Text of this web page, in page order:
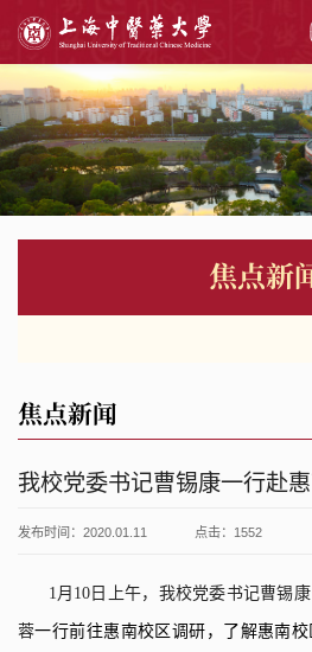
焦点新
焦点新闻
我校党委书记曹锡康一行赴
发布时间：2020.01.11 点击： 1552
1月 10 日上午，我校党委书记曹锡康
蓉一行前往惠南校区调研，了解惠南